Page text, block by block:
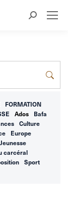
Recherche
FORMATION
Ados
Bafa
Culture
Europe
Jeunesse
carcéral
Sport